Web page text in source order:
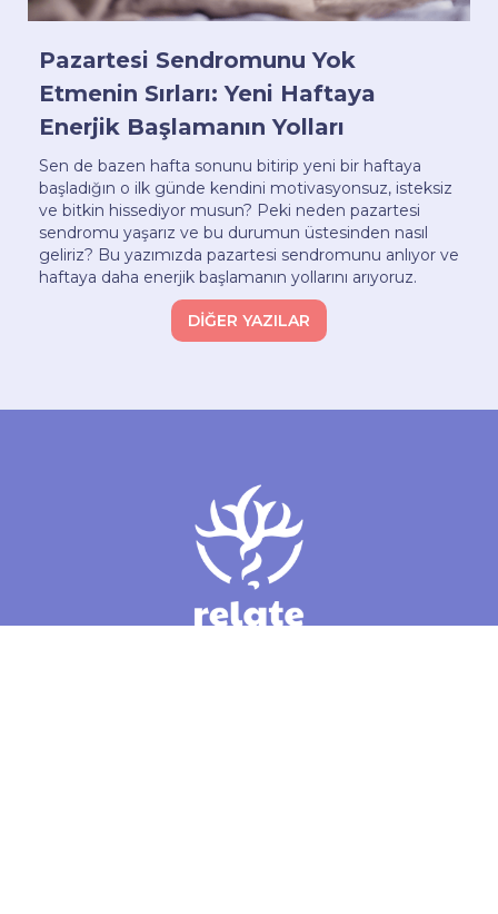
Pazartesi Sendromunu Yok
Etmenin Sırları: Yeni Haftaya
Enerjik Başlamanın Yolları
Sen de bazen hafta sonunu bitirip yeni bir haftaya
başladığın o ilk günde kendini motivasyonsuz, isteksiz
ve bitkin hissediyor musun? Peki neden pazartesi
sendromu yaşarız ve bu durumun üstesinden nasıl
geliriz? Bu yazımızda pazartesi sendromunu anlıyor ve
haftaya daha enerjik başlamanın yollarını arıyoruz.
DİĞER YAZILAR